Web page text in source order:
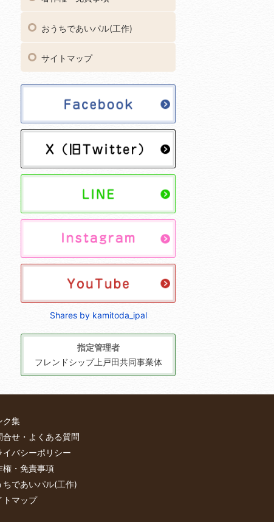
おうちであいパル(工作)
サイトマップ
Shares by kamitoda_ipal
指定管理者
フレンドシップ上戸田共同事業体
ク集
合せ・よくある質問
イバシーポリシー
権・免責事項
ちであいパル(工作)
トマップ